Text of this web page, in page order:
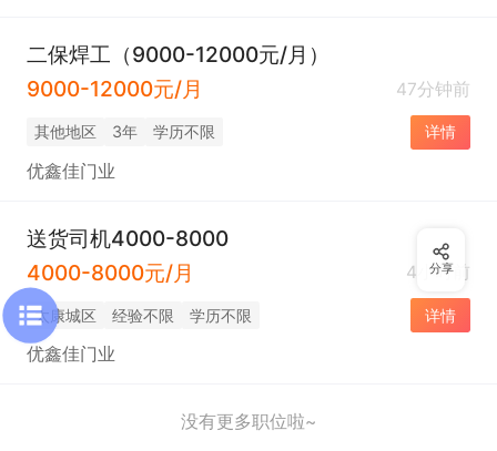
二保焊工（9000-12000元/月）
9000-12000元/月
47分钟前
其他地区 3年 学历不限 详情
优鑫佳门业
送货司机4000-8000
4000-8000元/月
4小时前
太康城区 经验不限 学历不限 详情
优鑫佳门业
没有更多职位啦~
分享